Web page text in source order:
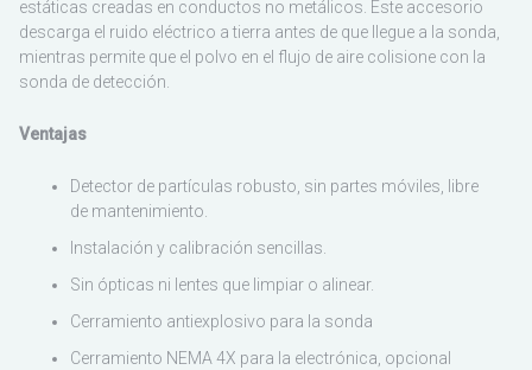
estáticas creadas en conductos no metálicos. Este accesorio
descarga el ruido eléctrico a tierra antes de que llegue a la sonda,
mientras permite que el polvo en el flujo de aire colisione con la
sonda de detección.
Ventajas
Detector de partículas robusto, sin partes móviles, libre
de mantenimiento.
Instalación y calibración sencillas.
Sin ópticas ni lentes que limpiar o alinear.
Cerramiento antiexplosivo para la sonda
Cerramiento NEMA 4X para la electrónica, opcional